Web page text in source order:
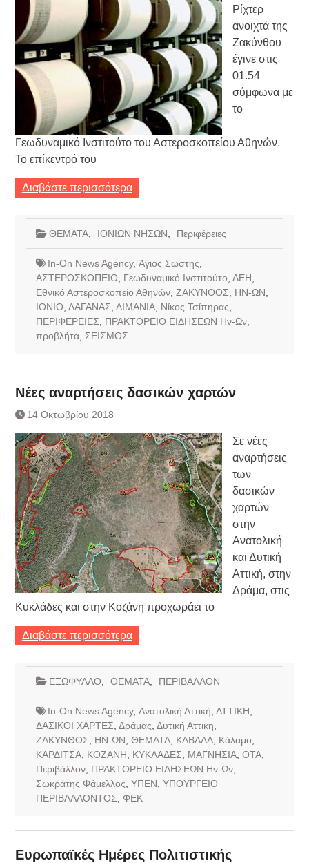
Ρίχτερ
ανοιχτά της
Ζακύνθου
έγινε στις
01.54
σύμφωνα με
το
Γεωδυναμικό Ινστιτούτο του Αστεροσκοπείου Αθηνών.
Το επίκεντρό του
Διαβάστε περισσότερα
ΘΕΜΑΤΑ, ΙΟΝΙΩΝ ΝΗΣΩΝ Περιφέρειες
In-On News Agency, Άγιος Σώστης
ΑΣΤΕΡΟΣΚΟΠΕΙΟ
Γεωδυναμικό Ινστιτούτο ΔΕΗ
Εθνικό Αστεροσκοπείο Αθηνών, ΖΑΚΥΝΘΟΣ ΗΝ-ΩΝ
ΙΟΝΙΟ ΛΑΓΑΝΑΣ ΛΙΜΑΝΙΑ, Νίκος Τσίπηρας
ΠΕΡΙΦΕΡΕΙΕΣ
ΠΡΑΚΤΟΡΕΙΟ ΕΙΔΗΣΕΩΝ Ην-Ων,
προβλήτα, ΣΕΙΣΜΟΣ
Νέες αναρτήσεις δασικών χαρτών
14 Οκτωβρίου 2018
Σε νέες
αναρτήσεις
των
δασικών
χαρτών
στην
Ανατολική
και Δυτική
Αττική, στην
Δράμα, στις
Κυκλάδες και στην Κοζάνη προχωράει το
Διαβάστε περισσότερα
ΕΞΩΦΥΛΛΟ ΘΕΜΑΤΑ, ΠΕΡΙΒΑΛΛΟΝ
In-On News Agency, Ανατολική Αττική ΑΤΤΙΚΗ
ΔΑΣΙΚΟΙ ΧΑΡΤΕΣ Δράμας Δυτική Αττικη
ΖΑΚΥΝΘΟΣ
ΗΝ-ΩΝ ΘΕΜΑΤΑ, ΚΑΒΑΛΑ, Κάλαμο
ΚΑΡΔΙΤΣΑ, ΚΟΖΑΝΗ ΚΥΚΛΑΔΕΣ ΜΑΓΝΗΣΙΑ, ΟΤΑ,
Περιβάλλον, ΠΡΑΚΤΟΡΕΙΟ ΕΙΔΗΣΕΩΝ Ην-Ων,
Σωκράτης Φάμελλος ΥΠΕΝ ΥΠΟΥΡΓΕΙΟ
ΠΕΡΙΒΑΛΛΟΝΤΟΣ
ΦΕΚ
Ευρωπαϊκές Ημέρες Πολιτιστικής